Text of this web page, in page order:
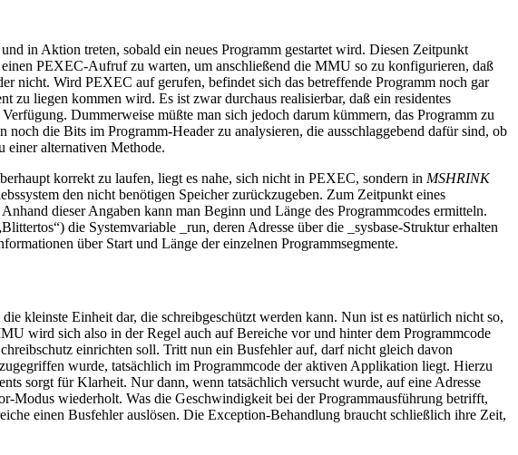
in Aktion treten, sobald ein neues Programm gestartet wird. Diesen Zeitpunkt
PEXEC-Aufruf zu warten, um anschließend die MMU so zu konfigurieren, daß
nicht. Wird PEXEC auf gerufen, befindet sich das betreffende Programm noch gar
zu liegen kommen wird. Es ist zwar durchaus realisierbar, daß ein residentes
Dummerweise müßte man sich jedoch darum kümmern, das Programm zu
die Bits im Programm-Header zu analysieren, die ausschlaggebend dafür sind, ob
alternativen Methode.
korrekt zu laufen, liegt es nahe, sich nicht in PEXEC, sondern in MSHRINK
den nicht benötigen Speicher zurückzugeben. Zum Zeitpunkt eines
dieser Angaben kann man Beginn und Länge des Programmcodes ermitteln.
die Systemvariable _run, deren Adresse über die _sysbase-Struktur erhalten
über Start und Länge der einzelnen Programmsegmente.
kleinste Einheit dar, die schreibgeschützt werden kann. Nun ist es natürlich nicht so,
wird sich also in der Regel auch auf Bereiche vor und hinter dem Programmcode
einrichten soll. Tritt nun ein Busfehler auf, darf nicht gleich davon
wurde, tatsächlich im Programmcode der aktiven Applikation liegt. Hierzu
sorgt für Klarheit. Nur dann, wenn tatsächlich versucht wurde, auf eine Adresse
Modus wiederholt. Was die Geschwindigkeit bei der Programmausführung betrifft,
einen Busfehler auslösen. Die Exception-Behandlung braucht schließlich ihre Zeit,